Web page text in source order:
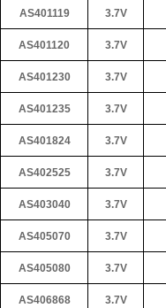
AS401119 3.7V
AS401120 3.7V
AS401230 3.7V
AS401235 3.7V
AS401824 3.7V
AS402525 3.7V
AS403040 3.7V
AS405070 3.7V
AS405080 3.7V
AS406868 3.7V